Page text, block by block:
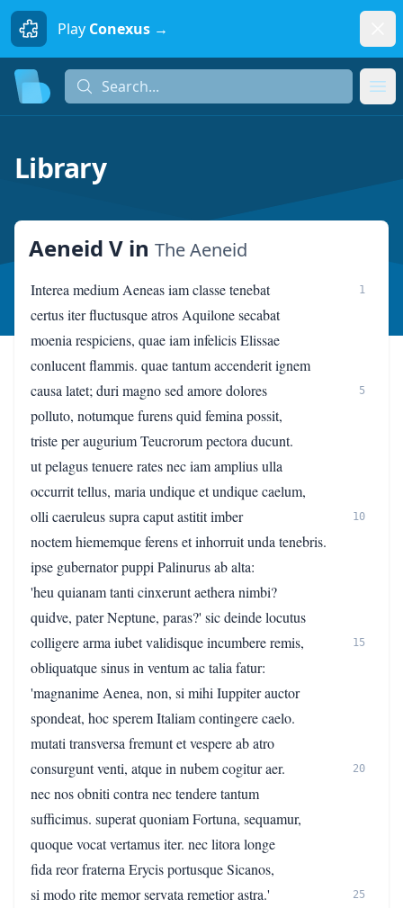
Play Conexus →
Search...
Library
Aeneid V in The Aeneid
Interea medium Aeneas iam classe tenebat 1
certus iter fluctusque atros Aquilone secabat
moenia respiciens, quae iam infelicis Elissae
conlucent flammis. quae tantum accenderit ignem
causa latet; duri magno sed amore dolores
5
polluto, notumque furens quid femina possit,
triste per augurium Teucrorum pectora ducunt.
ut pelagus tenuere rates nec iam amplius ulla
occurrit tellus, maria undique et undique caelum,
olli caeruleus supra caput astitit imber
10
noctem hiememque ferens et inhorruit unda tenebris.
ipse gubernator puppi Palinurus ab alta:
'heu quianam tanti cinxerunt aethera nimbi?
quidve, pater Neptune, paras?' sic deinde locutus
colligere arma iubet validisque incumbere remis,
15
obliquatque sinus in ventum ac talia fatur:
'magnanime Aenea, non, si mihi Iuppiter auctor
spondeat, hoc sperem Italiam contingere caelo.
mutati transversa fremunt et vespere ab atro
consurgunt venti, atque in nubem cogitur aer.
20
nec nos obniti contra nec tendere tantum
sufficimus. superat quoniam Fortuna, sequamur,
quoque vocat vertamus iter. nec litora longe
fida reor fraterna Erycis portusque Sicanos,
si modo rite memor servata remetior astra.'
25